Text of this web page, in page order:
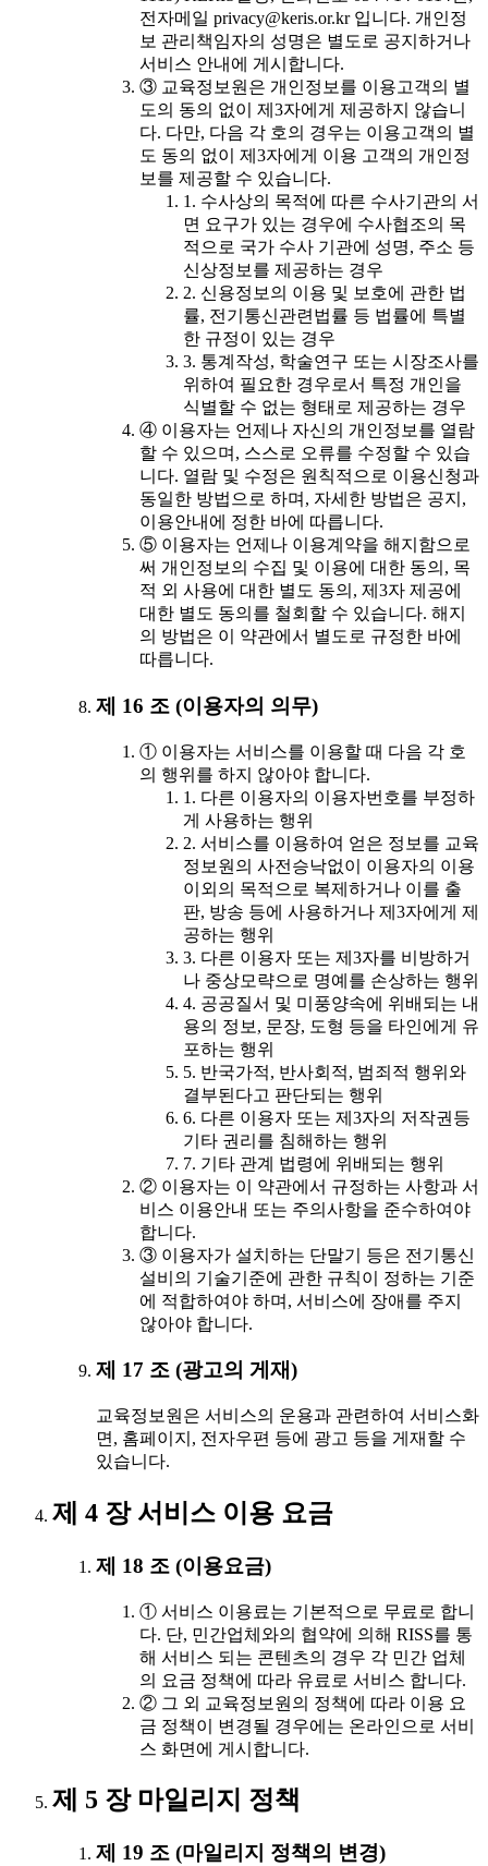
전자메일 privacy@keris.or.kr 입니다. 개인정
보 관리책임자의 성명은 별도로 공지하거나
서비스 안내에 게시합니다.
③ 교육정보원은 개인정보를 이용고객의 별
도의 동의 없이 제3자에게 제공하지 않습니
다. 다만, 다음 각 호의 경우는 이용고객의 별
도 동의 없이 제3자에게 이용 고객의 개인정
보를 제공할 수 있습니다.
1. 수사상의 목적에 따른 수사기관의 서
면 요구가 있는 경우에 수사협조의 목
적으로 국가 수사 기관에 성명, 주소 등
신상정보를 제공하는 경우
2. 신용정보의 이용 및 보호에 관한 법
률, 전기통신관련법률 등 법률에 특별
한 규정이 있는 경우
3. 통계작성, 학술연구 또는 시장조사를
위하여 필요한 경우로서 특정 개인을
식별할 수 없는 형태로 제공하는 경우
④ 이용자는 언제나 자신의 개인정보를 열람
할 수 있으며, 스스로 오류를 수정할 수 있습
니다. 열람 및 수정은 원칙적으로 이용신청과
동일한 방법으로 하며, 자세한 방법은 공지,
이용안내에 정한 바에 따릅니다.
⑤ 이용자는 언제나 이용계약을 해지함으로
써 개인정보의 수집 및 이용에 대한 동의, 목
적 외 사용에 대한 별도 동의, 제3자 제공에
대한 별도 동의를 철회할 수 있습니다. 해지
의 방법은 이 약관에서 별도로 규정한 바에
따릅니다.
제 16 조 (이용자의 의무)
① 이용자는 서비스를 이용할 때 다음 각 호
의 행위를 하지 않아야 합니다.
1. 다른 이용자의 이용자번호를 부정하
게 사용하는 행위
2. 서비스를 이용하여 얻은 정보를 교육
정보원의 사전승낙없이 이용자의 이용
이외의 목적으로 복제하거나 이를 출
판, 방송 등에 사용하거나 제3자에게 제
공하는 행위
3. 다른 이용자 또는 제3자를 비방하거
나 중상모략으로 명예를 손상하는 행위
4. 공공질서 및 미풍양속에 위배되는 내
용의 정보, 문장, 도형 등을 타인에게 유
포하는 행위
5. 반국가적, 반사회적, 범죄적 행위와
결부된다고 판단되는 행위
6. 다른 이용자 또는 제3자의 저작권등
기타 권리를 침해하는 행위
7. 기타 관계 법령에 위배되는 행위
② 이용자는 이 약관에서 규정하는 사항과 서
비스 이용안내 또는 주의사항을 준수하여야
합니다.
③ 이용자가 설치하는 단말기 등은 전기통신
설비의 기술기준에 관한 규칙이 정하는 기준
에 적합하여야 하며, 서비스에 장애를 주지
않아야 합니다.
제 17 조 (광고의 게재)
교육정보원은 서비스의 운용과 관련하여 서비스화
면, 홈페이지, 전자우편 등에 광고 등을 게재할 수
있습니다.
제 4 장 서비스 이용 요금
제 18 조 (이용요금)
① 서비스 이용료는 기본적으로 무료로 합니
다. 단, 민간업체와의 협약에 의해 RISS를 통
해 서비스 되는 콘텐츠의 경우 각 민간 업체
의 요금 정책에 따라 유료로 서비스 합니다.
② 그 외 교육정보원의 정책에 따라 이용 요
금 정책이 변경될 경우에는 온라인으로 서비
스 화면에 게시합니다.
제 5 장 마일리지 정책
제 19 조 (마일리지 정책의 변경)